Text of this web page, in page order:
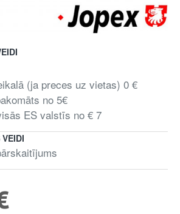
(ja preces uz vietas) 0 €
no 5€
ES valstīs no € 7